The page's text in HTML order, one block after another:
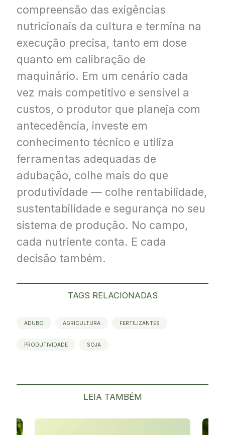
compreensão das exigências
nutricionais da cultura e termina na
execução precisa, tanto em dose
quanto em calibração de
maquinário. Em um cenário cada
vez mais competitivo e sensível a
custos, o produtor que planeja com
antecedência, investe em
conhecimento técnico e utiliza
ferramentas adequadas de
adubação, colhe mais do que
produtividade — colhe rentabilidade,
sustentabilidade e segurança no seu
sistema de produção. No campo,
cada nutriente conta. E cada
decisão também.
TAGS RELACIONADAS
ADUBO AGRICULTURA FERTILIZANTES
PRODUTIVIDADE SOJA
LEIA TAMBÉM